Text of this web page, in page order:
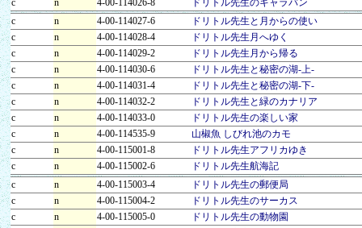
c
n 4-00-114026-8
ドリトル先生のキャラバン
c
n 4-00-114027-6
ドリトル先生と月からの使い
c
n 4-00-114028-4
ドリトル先生月へゆく
c
n 4-00-114029-2
ドリトル先生月から帰る
c
n 4-00-114030-6
ドリトル先生と秘密の湖-上-
c
n 4-00-114031-4
ドリトル先生と秘密の湖-下-
c
n 4-00-114032-2
ドリトル先生と緑のカナリア
c
n 4-00-114033-0
ドリトル先生の楽しい家
c
n 4-00-114535-9
山椒魚 しびれ池のカモ
c
n 4-00-115001-8
ドリトル先生アフリカゆき
c
n 4-00-115002-6
ドリトル先生航海記
c
n 4-00-115003-4
ドリトル先生の郵便局
c
n 4-00-115004-2
ドリトル先生のサーカス
c
n 4-00-115005-0
ドリトル先生の動物園